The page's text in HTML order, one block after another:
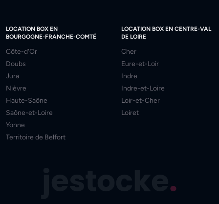
LOCATION BOX EN
BOURGOGNE-FRANCHE-COMTÉ
Côte-d'Or
Doubs
Jura
Nièvre
Haute-Saône
Saône-et-Loire
Yonne
Territoire de Belfort
LOCATION BOX EN CENTRE-VAL
DE LOIRE
Cher
Eure-et-Loir
Indre
Indre-et-Loire
Loir-et-Cher
Loiret
.